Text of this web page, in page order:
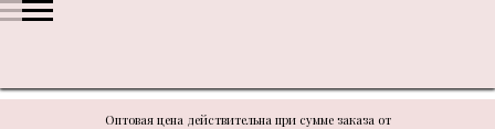
Оптовая цена действительна при сумме заказа от